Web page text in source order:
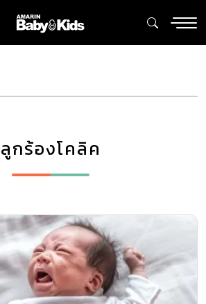
ลูกร้องโคลิค